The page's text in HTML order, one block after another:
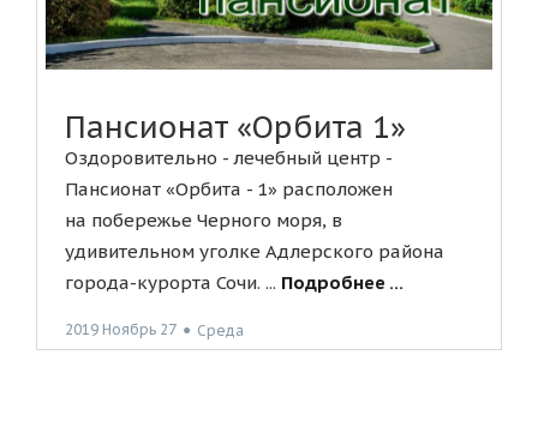
Пансионат «Орбита 1»
Оздоровительно - лечебный центр -
Пансионат «Орбита - 1» расположен
на побережье Черного моря, в
удивительном уголке Адлерского района
города-курорта Сочи. ... Подробнее ...
2019 Ноябрь 27 ● Среда